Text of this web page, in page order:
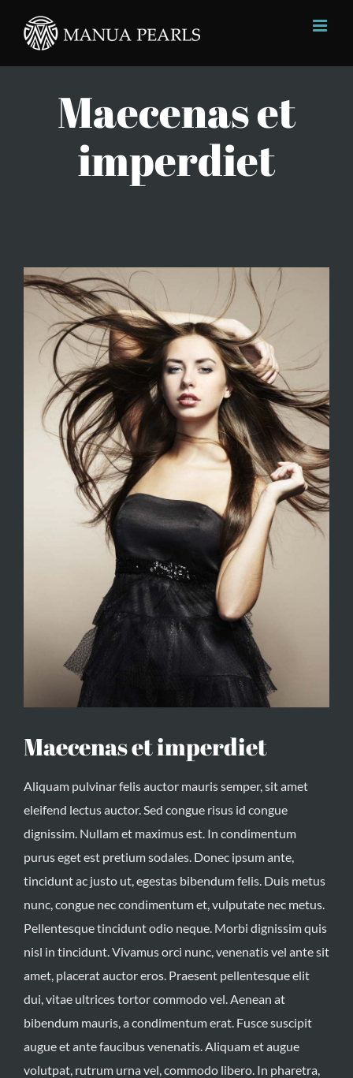
Maecenas et
imperdiet
View
Larger
Image
Maecenas et imperdiet
Aliquam pulvinar felis auctor mauris semper, sit amet
eleifend lectus auctor. Sed congue risus id congue
dignissim. Nullam et maximus est. In condimentum
purus eget est pretium sodales. Donec ipsum ante,
tincidunt ac justo ut, egestas bibendum felis. Duis metus
nunc, congue nec condimentum et, vulputate nec metus.
Pellentesque tincidunt odio neque. Morbi dignissim quis
nisl in tincidunt. Vivamus orci nunc, venenatis vel ante sit
amet, placerat auctor eros. Praesent pellentesque elit
dui, vitae ultrices tortor commodo vel. Aenean at
bibendum mauris, a condimentum erat. Fusce suscipit
augue et ante faucibus venenatis. Aliquam et augue
volutpat, rutrum urna vel, commodo libero. In pharetra,